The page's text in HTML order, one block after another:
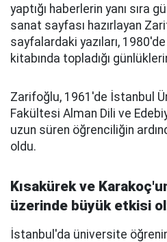
yaptığı haberlerin yanı sıra
sanat sayfası hazırlayan
sayfalardaki yazıları,
kitabında topladığı
Zarifoğlu, 1961'de İstanbul
Fakültesi Alman Dili ve
uzun süren öğrenciliğin
oldu.
Kısakürek ve
üzerinde büyük etkisi
İstanbul'da üniversite